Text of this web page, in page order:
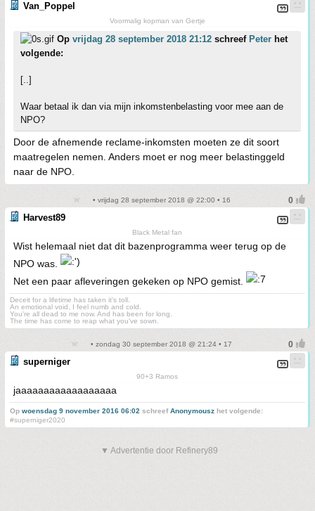
Van_Poppel
Voormalig kopman van Gertje
Op vrijdag 28 september 2018 21:12 schreef Peter het
volgende:
[..]
Waar betaal ik dan via mijn inkomstenbelasting voor mee aan de
NPO?
Door de afnemende reclame-inkomsten moeten ze dit soort
maatregelen nemen. Anders moet er nog meer belastinggeld
naar de NPO.
• vrijdag 28 september 2018 @ 22:00 • 16
Harvest89
Black Metal fan
Wist helemaal niet dat dit bazenprogramma weer terug op de
NPO was.
Net een paar afleveringen gekeken op NPO gemist.
Deceit for a lifetime has taken it's toll.
An emotional void, I feel numb and cold.
You're all dead to me now. And has been for long.
The time has come to reap what you've sown.
• zondag 30 september 2018 @ 21:24 • 17
superniger
90+3 Ramos
jaaaaaaaaaaaaaaaaaa
Op woensdag 9 november 2016 06:02 schreefAnonymousz het volgende:
#superniger2020
▼ Advertentie door Refinery89